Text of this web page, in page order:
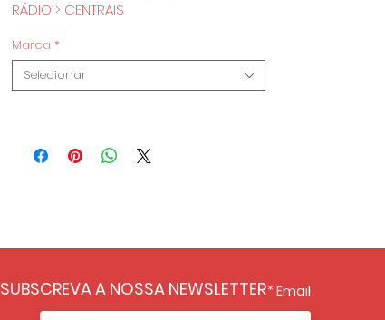
RÁDIO > CENTRAIS
Marca *
Selecionar
SUBSCREVA A NOSSA NEWSLETTER Email